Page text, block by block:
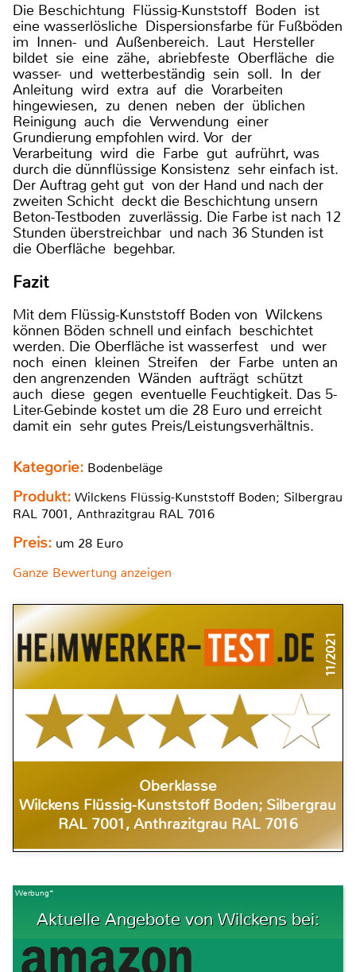
Die Beschichtung Flüssig-Kunststoff Boden ist
eine wasserlösliche Dispersionsfarbe für Fußböden
im Innen- und Außenbereich. Laut Hersteller
bildet sie eine zähe, abriebfeste Oberfläche die
wasser- und wetterbeständig sein soll. In der
Anleitung wird extra auf die Vorarbeiten
hingewiesen, zu denen neben der üblichen
Reinigung auch die Verwendung einer
Grundierung empfohlen wird. Vor der
Verarbeitung wird die Farbe gut aufrührt, was
durch die dünnflüssige Konsistenz sehr einfach ist.
Der Auftrag geht gut von der Hand und nach der
zweiten Schicht deckt die Beschichtung unsern
Beton-Testboden zuverlässig. Die Farbe ist nach 12
Stunden überstreichbar und nach 36 Stunden ist
die Oberfläche begehbar.
Fazit
Mit dem Flüssig-Kunststoff Boden von Wilckens
können Böden schnell und einfach beschichtet
werden. Die Oberfläche ist wasserfest und wer
noch einen kleinen Streifen der Farbe unten an
den angrenzenden Wänden aufträgt schützt
auch diese gegen eventuelle Feuchtigkeit. Das 5-
Liter-Gebinde kostet um die 28 Euro und erreicht
damit ein sehr gutes Preis/Leistungsverhältnis.
Kategorie: Bodenbeläge
Produkt: Wilckens Flüssig-Kunststoff Boden; Silbergrau
RAL 7001, Anthrazitgrau RAL 7016
Preis: um 28 Euro
Ganze Bewertung anzeigen
11/2021
Oberklasse
Wilckens Flüssig-Kunststoff Boden; Silbergrau
RAL 7001, Anthrazitgrau RAL 7016
Werbung*
Aktuelle Angebote von Wilckens bei: